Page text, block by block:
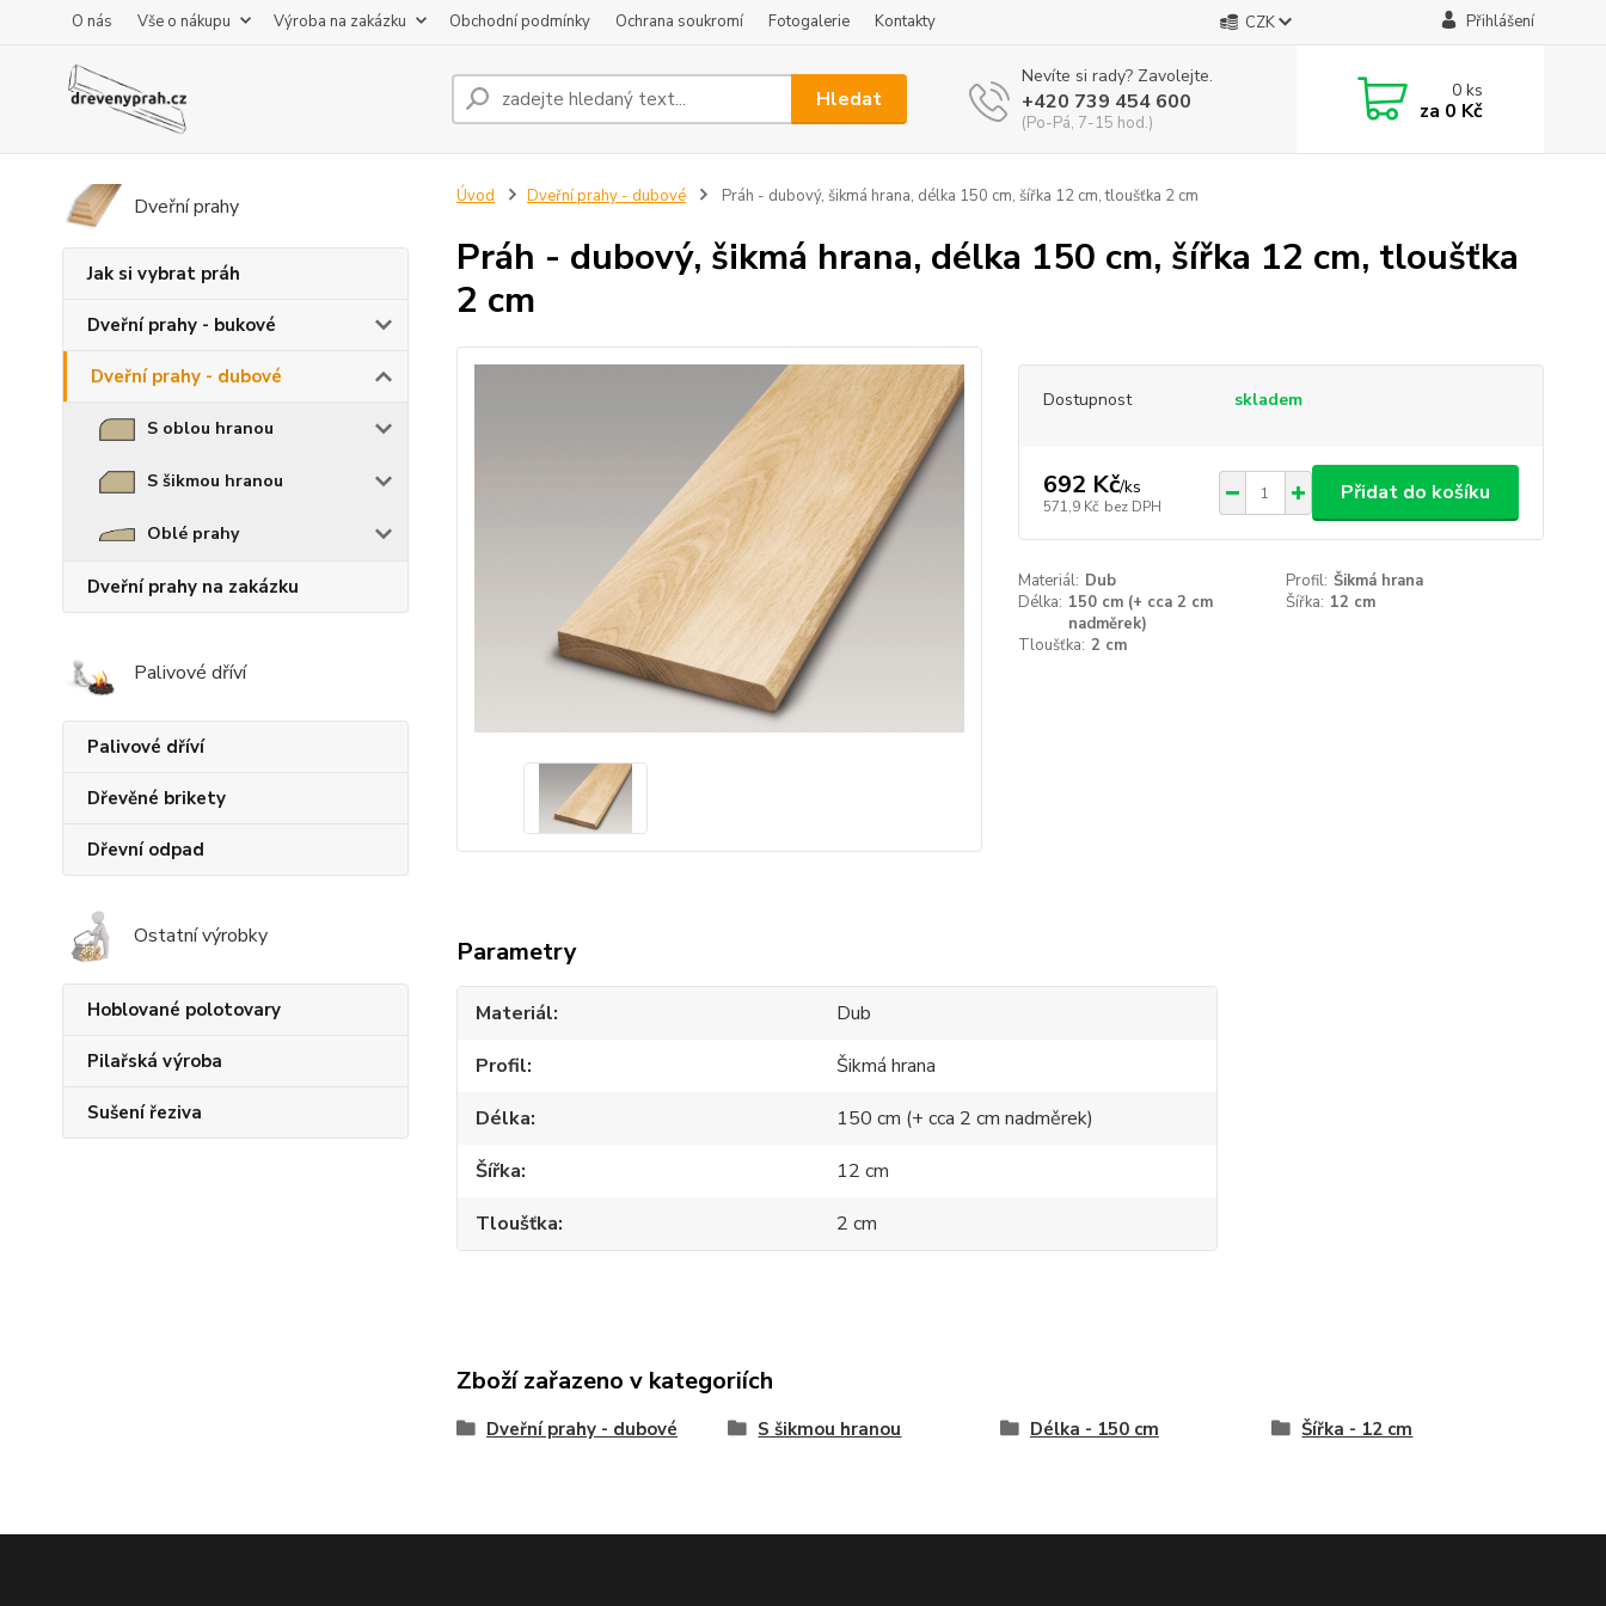
O nás Vše o nákupu Výroba na zakázku Obchodní podmínky Ochrana soukromí Fotogalerie Kontakty CZK Přihlášení
Hledat
Nevíte si rady? Zavolejte.
+420 739 454 600
(Po-Pá, 7-15 hod.)
0ks
za 0 Kč
Dveřní prahy
Jak si vybrat práh
Dveřní prahy - bukové
Dveřní prahy - dubové
S oblou hranou
S šikmou hranou
Oblé prahy
Dveřní prahy na zakázku
Palivové dříví
Palivové dříví
Dřevěné brikety
Dřevní odpad
Ostatní výrobky
Hoblované polotovary
Pilařská výroba
Sušení řeziva
Úvod Dveřní prahy - dubové Práh - dubový, šikmá hrana, délka 150 cm, šířka 12 cm, tloušťka 2 cm
Práh - dubový, šikmá hrana, délka 150 cm, šířka 12 cm, tloušťka
2 cm
Dostupnost skladem
692 Kč/ks
571,9 Kč bez DPH
Přidat do košíku
Materiál: Dub Profil: Šikmá hrana
Délka: 150 cm (+ cca 2 cm
nadměrek)
Šířka: 12 cm
Tloušťka: 2 cm
Parametry
Materiál
Dub
Profil
Šikmá hrana
Délka
150 cm (+ cca 2 cm nadměrek)
Šířka
12 cm
Tloušťka
2 cm
Zboží zařazeno v kategoriích
Dveřní prahy - dubové S šikmou hranou Délka - 150 cm Šířka - 12 cm